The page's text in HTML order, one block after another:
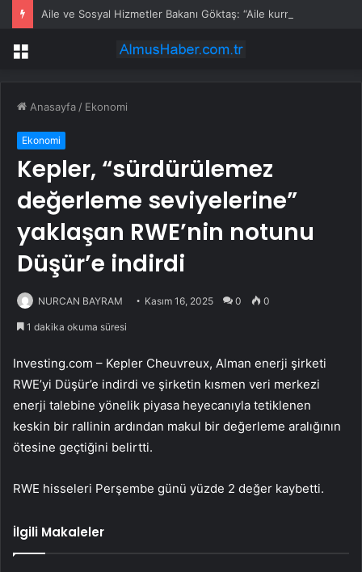
Menü
Anasayfa / Ekonomi
Ekonomi
Kepler, “sürdürülemez
değerleme seviyelerine”
yaklaşan RWE’nin notunu
Düşür’e indirdi
NURCAN BAYRAM Kasım 16, 2025 0 0
1 dakika okuma süresi
Investing.com – Kepler Cheuvreux, Alman enerji şirketi
RWE’yi Düşür’e indirdi ve şirketin kısmen veri merkezi
enerji talebine yönelik piyasa heyecanıyla tetiklenen
keskin bir rallinin ardından makul bir değerleme aralığının
ötesine geçtiğini belirtti.
RWE hisseleri Perşembe günü yüzde 2 değer kaybetti.
İlgili Makaleler